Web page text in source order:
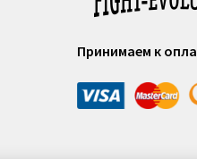
Принимаем к